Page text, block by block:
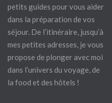
petits guides pour vous aider
dans la préparation de vos
séjour. De l’itinéraire, jusqu’à
mes petites adresses, je vous
propose de plonger avec moi
dans l’univers du voyage, de
la food et des hôtels !